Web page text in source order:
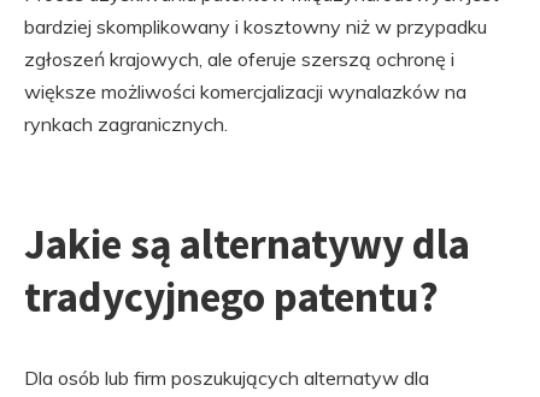
bardziej skomplikowany i kosztowny niż w przypadku
zgłoszeń krajowych, ale oferuje szerszą ochronę i
większe możliwości komercjalizacji wynalazków na
rynkach zagranicznych.
Jakie są alternatywy dla
tradycyjnego patentu?
Dla osób lub firm poszukujących alternatyw dla